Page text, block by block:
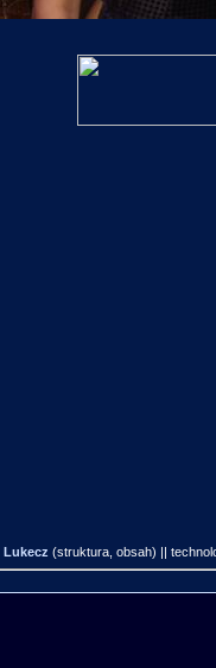
Lukecz (struktura, obsah) ||